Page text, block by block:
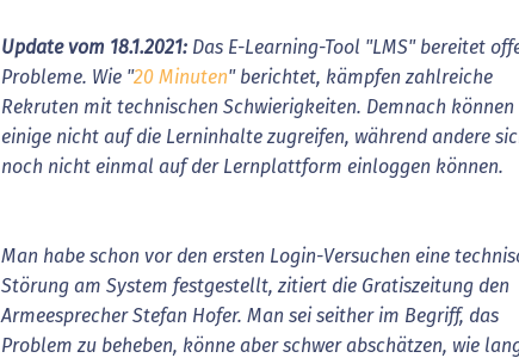
Update vom 18.1.2021: Das E-Learning-Tool "LMS" bereitet
Probleme. Wie "20 Minuten" berichtet, kämpfen zahlreiche
Rekruten mit technischen Schwierigkeiten. Demnach können
einige nicht auf die Lerninhalte zugreifen, während andere
noch nicht einmal auf der Lernplattform einloggen können.
Man habe schon vor den ersten Login-Versuchen eine
Störung am System festgestellt, zitiert die Gratiszeitung den
Armeesprecher Stefan Hofer. Man sei seither im Begriff, das
Problem zu beheben, könne aber schwer abschätzen, wie